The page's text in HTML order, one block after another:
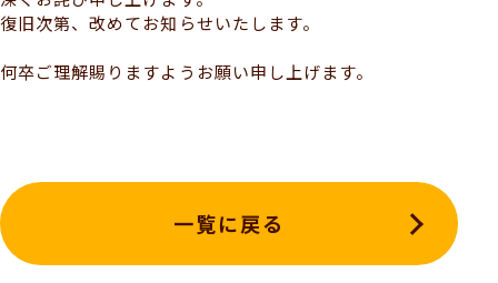
復旧次第、改めてお知らせいたします。
何卒ご理解賜りますようお願い申し上げます。
一覧に戻る